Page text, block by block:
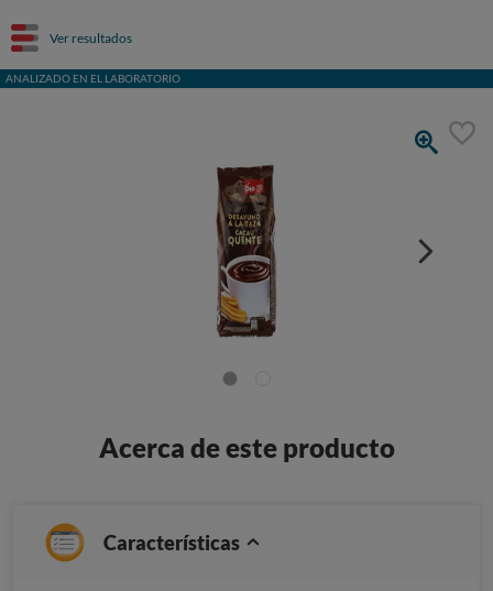
Ver resultados
ANALIZADO EN EL LABORATORIO
Acerca de este producto
Características